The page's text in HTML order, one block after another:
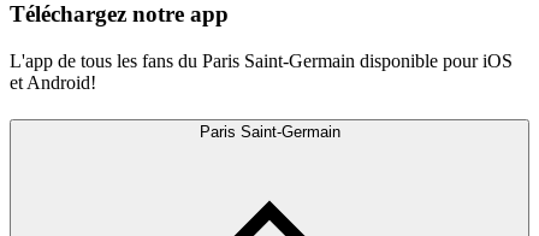
Téléchargez notre app
L'app de tous les fans du Paris Saint-Germain disponible pour iOS
et Android!
Paris Saint-Germain